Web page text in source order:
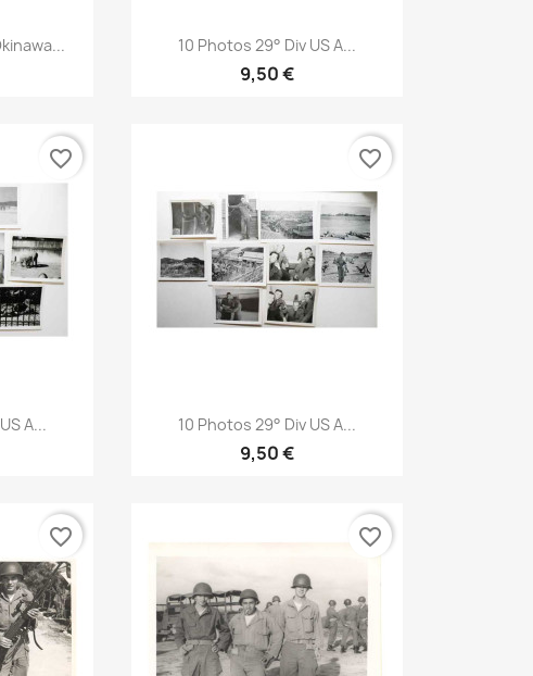
Aperçu rapide
10 Photos 29° Div US A...
9,50 €
A...
favorite_border
Aperçu rapide
10 Photos 29° Div US A...
9,50 €
favorite_border
favorite_border favorite_border